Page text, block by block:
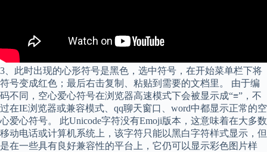
3、此时出现的心形符号是黑色，选中符号，在开始菜单栏下将
符号变成红色；最后右击复制、粘贴到需要的文档里。 由于编
码不同，空心爱心符号在浏览器高速模式下会被显示成“≡”，不
过在IE浏览器或兼容模式、qq聊天窗口、word中都显示正常的空
心爱心符号。 此Unicode字符没有Emoji版本，这意味着在大多数
移动电话或计算机系统上，该字符只能以黑白字符样式显示，但
是在一些具有良好兼容性的平台上，它仍可以显示彩色图片样